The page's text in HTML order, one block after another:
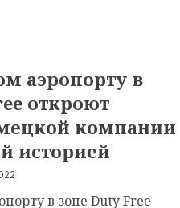
аэропорту в
откроют
компании
историей
в зоне Duty Free